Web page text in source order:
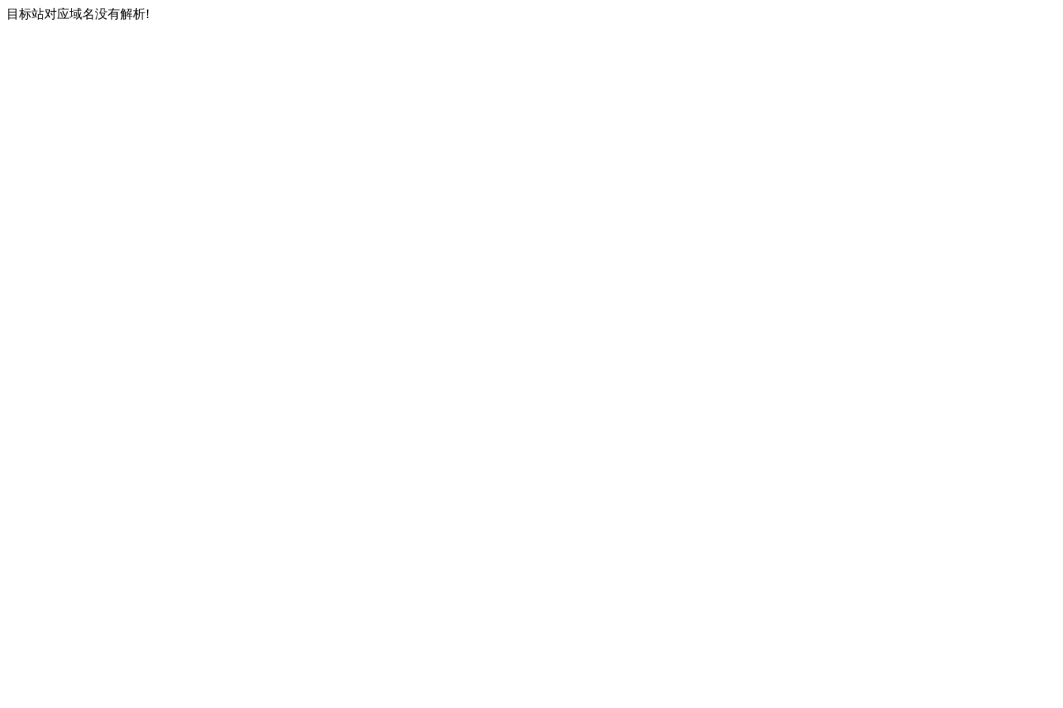
目标站对应域名没有解析!